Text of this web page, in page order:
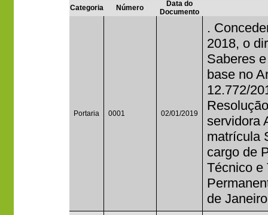
Categoria Número
Data do
Documento
Portaria 0001 02/01/2019
.
2018, o
Saberes
base no
12.772/
servidora
matrícula
cargo de
Técnico e
de Janeiro